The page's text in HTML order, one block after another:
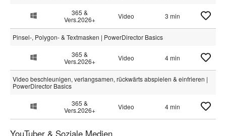
365 &
Vers.2026+
Video 3 min
Pinsel-, Polygon- & Textmasken | PowerDirector Basics
365 &
Vers.2026+
Video 4 min
Video beschleunigen, verlangsamen, rückwärts abspielen & einfrieren |
PowerDirector Basics
365 &
Vers.2026+
Video 4 min
YouTuber & Soziale Medien